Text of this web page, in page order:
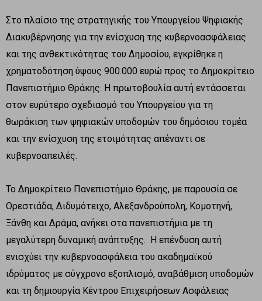
Στο πλαίσιο της στρατηγικής του Υπουργείου Ψηφιακής
Διακυβέρνησης για την ενίσχυση της κυβερνοασφάλειας
και της ανθεκτικότητας του Δημοσίου, εγκρίθηκε η
χρηματοδότηση ύψους 900.000 ευρώ προς το Δημοκρίτειο
Πανεπιστήμιο Θράκης. Η πρωτοβουλία αυτή εντάσσεται
στον ευρύτερο σχεδιασμό του Υπουργείου για τη
θωράκιση των ψηφιακών υποδομών του δημόσιου τομέα
και την ενίσχυση της ετοιμότητας απέναντι σε
κυβερνοαπειλές.
Το Δημοκρίτειο Πανεπιστήμιο Θράκης, με παρουσία σε
Ορεστιάδα, Διδυμότειχο, Αλεξανδρούπολη, Κομοτηνή,
Ξάνθη και Δράμα, ανήκει στα πανεπιστήμια με τη
μεγαλύτερη δυναμική ανάπτυξης. Η επένδυση αυτή
ενισχύει την κυβερνοασφάλεια του ακαδημαϊκού
ιδρύματος με σύγχρονο εξοπλισμό, αναβάθμιση υποδομών
και τη δημιουργία Κέντρου Επιχειρήσεων Ασφάλειας